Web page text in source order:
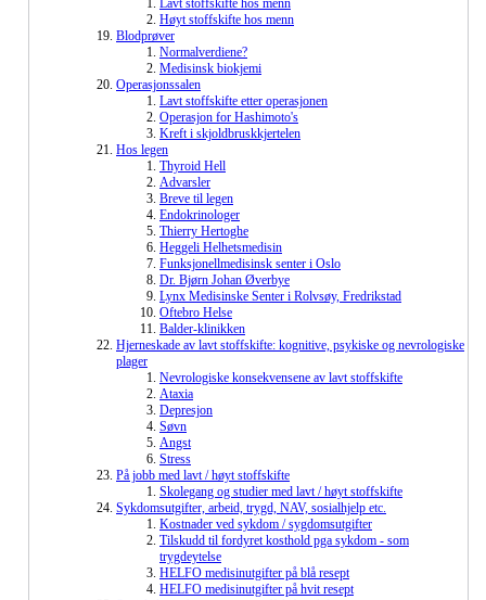
Lavt stoffskifte hos menn
Høyt stoffskifte hos menn
Blodprøver
Normalverdiene?
Medisinsk biokjemi
Operasjonssalen
Lavt stoffskifte etter operasjonen
Operasjon for Hashimoto's
Kreft i skjoldbruskkjertelen
Hos legen
Thyroid Hell
Advarsler
Breve til legen
Endokrinologer
Thierry Hertoghe
Heggeli Helhetsmedisin
Funksjonellmedisinsk senter i Oslo
Dr. Bjørn Johan Øverbye
Lynx Medisinske Senter i Rolvsøy, Fredrikstad
Oftebro Helse
Balder-klinikken
Hjerneskade av lavt stoffskifte: kognitive, psykiske og nevrologiske
plager
Nevrologiske konsekvensene av lavt stoffskifte
Ataxia
Depresjon
Søvn
Angst
Stress
På jobb med lavt / høyt stoffskifte
Skolegang og studier med lavt / høyt stoffskifte
Sykdomsutgifter, arbeid, trygd, NAV, sosialhjelp etc.
Kostnader ved sykdom / sygdomsutgifter
Tilskudd til fordyret kosthold pga sykdom - som
trygdeytelse
HELFO medisinutgifter på blå resept
HELFO medisinutgifter på hvit resept